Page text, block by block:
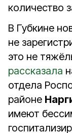
количество
В Губкине
не
это не
рассказала
отдела
районе
имеют